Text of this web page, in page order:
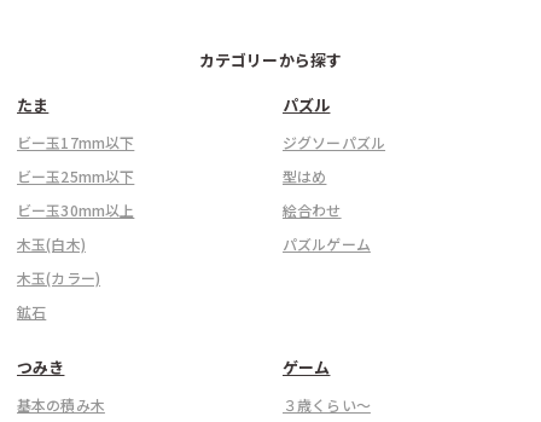
カテゴリーから探す
たま
ビー玉17mm以下
ビー玉25mm以下
ビー玉30mm以上
木玉(白木)
木玉(カラー)
鉱石
パズル
ジグソーパズル
型はめ
絵合わせ
パズルゲーム
つみき
基本の積み木
ゲーム
３歳くらい〜